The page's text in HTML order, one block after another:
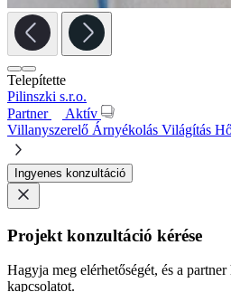
Telepítette
Pilinszki s.r.o.
Partner
Aktív
Villanyszerelő Árnyékolás Világítás
Ingyenes konzultáció
Projekt konzultáció kérése
Hagyja meg elérhetőségét, és a
kapcsolatot.